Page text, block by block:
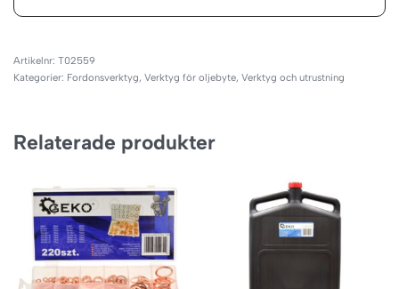
T02559
Kategorier: Fordonsverktyg, Verktyg för oljebyte, Verktyg och utrustning
Relaterade produkter